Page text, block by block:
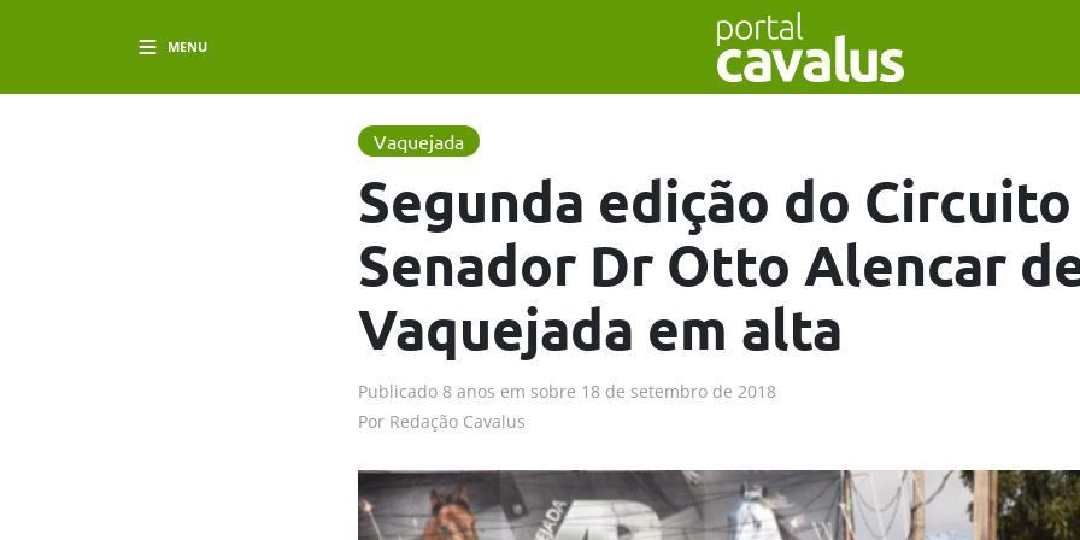
MENU
Vaquejada
Segunda edição do Circuito
Senador Dr Otto Alencar
Vaquejada em alta
Publicado 8 anos em sobre 18 de setembro de 2018
Por Redação Cavalus